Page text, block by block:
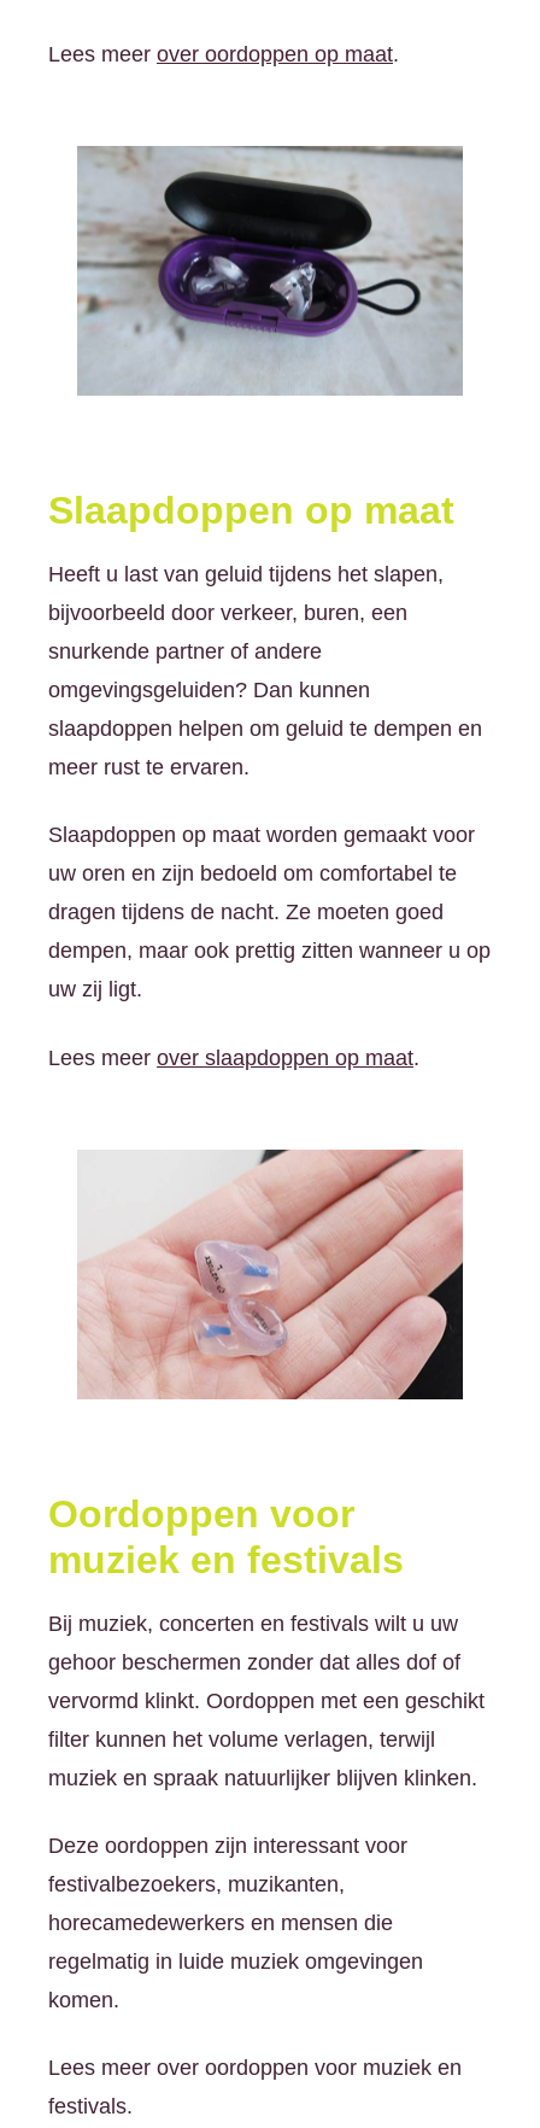
Lees meer over oordoppen op maat.
Slaapdoppen op maat
Heeft u last van geluid tijdens het slapen,
bijvoorbeeld door verkeer, buren, een
snurkende partner of andere
omgevingsgeluiden? Dan kunnen
slaapdoppen helpen om geluid te dempen en
meer rust te ervaren.
Slaapdoppen op maat worden gemaakt voor
uw oren en zijn bedoeld om comfortabel te
dragen tijdens de nacht. Ze moeten goed
dempen, maar ook prettig zitten wanneer u op
uw zij ligt.
Lees meer over slaapdoppen op maat.
Oordoppen voor
muziek en festivals
Bij muziek, concerten en festivals wilt u uw
gehoor beschermen zonder dat alles dof of
vervormd klinkt. Oordoppen met een geschikt
filter kunnen het volume verlagen, terwijl
muziek en spraak natuurlijker blijven klinken.
Deze oordoppen zijn interessant voor
festivalbezoekers, muzikanten,
horecamedewerkers en mensen die
regelmatig in luide muziek omgevingen
komen.
Lees meer over oordoppen voor muziek en
festivals.